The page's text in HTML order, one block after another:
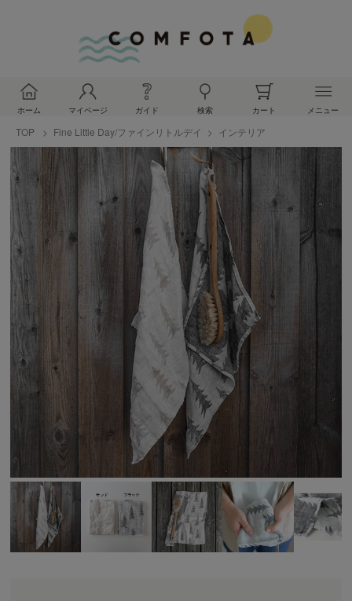
ホーム マイページ ガイド 検索 カート メニュー
TOP Fine Little Day/ファインリトルデイ インテリア